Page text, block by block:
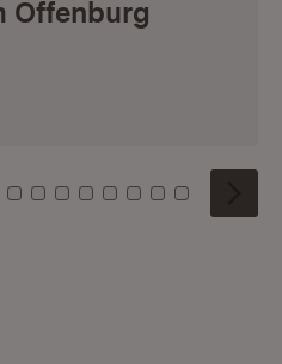
Offenburg
2 3 4 5
Kachel: 6
Zu Kachel: 7
Zu Kachel: 8
Zu Kachel: 9
Zu Kachel: 10
Zu Kachel: 11
Zu Kachel: 12
Zu Kachel:
Zu